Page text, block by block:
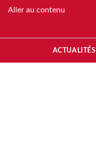
Aller au contenu
ACTUALITÉS